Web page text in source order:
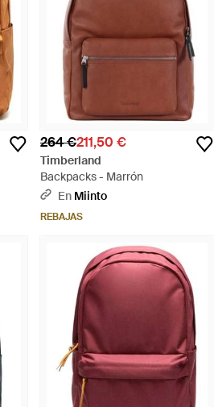
264 €211,50 €
Timberland
Backpacks - Marrón
En Miinto
REBAJAS